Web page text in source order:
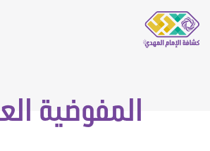
المفوضية